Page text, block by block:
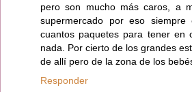
pero son mucho más caros, a
supermercado por eso
cuantos paquetes para tener en
nada. Por cierto de los grandes
de allí pero de la zona de los
Responder